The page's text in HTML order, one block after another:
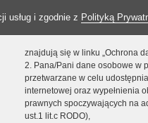
usług i zgodnie z Polityką
znajdują się w linku „Ochrona
2. Pana/Pani dane osobowe w
przetwarzane w celu
internetowej oraz wypełnienia
prawnych spoczywających na
ust.1 lit.c RODO),